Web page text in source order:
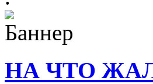
НА ЧТО